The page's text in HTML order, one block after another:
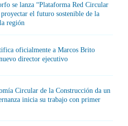
se lanza “Plataforma Red Circular
proyectar el futuro sostenible de la
región
oficialmente a Marcos Brito
director ejecutivo
Circular de la Construcción da un
inicia su trabajo con primer